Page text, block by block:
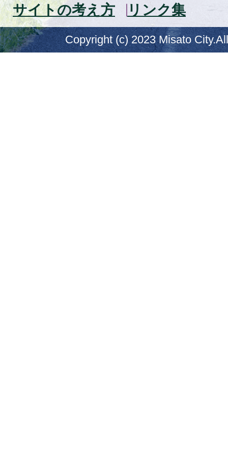
サイトの考え方
リンク集
Copyright (c) 2023 Misato